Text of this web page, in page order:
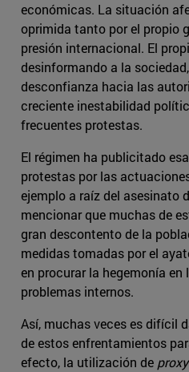
económicas. La situación
oprimida tanto por el propio
presión internacional. El
desinformando a la
desconfianza hacia las
creciente inestabilidad
frecuentes protestas.
El régimen ha publicitado
protestas por las
ejemplo a raíz del asesinato
mencionar que muchas de
gran descontento de la
medidas tomadas por el
en procurar la hegemonía en
problemas internos.
Así, muchas veces es difícil
de estos enfrentamientos
efecto, la utilización de